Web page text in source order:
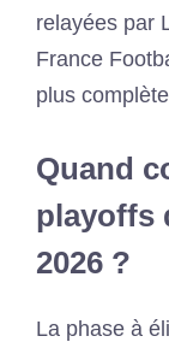
relayées par
France
plus
Quand
playoffs
2026 ?
La phase à